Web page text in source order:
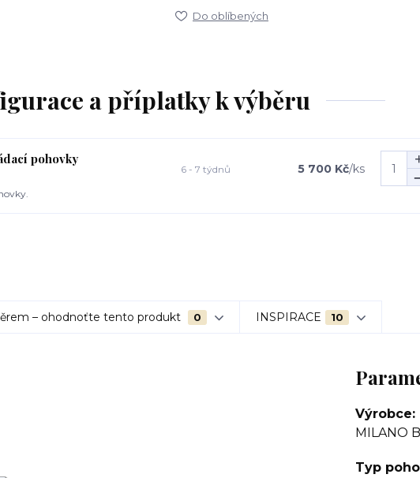
Do oblíbených
a příplatky k výběru
pohovky
5 700 Kč/ks
6 - 7 týdnů
– ohodnoťte tento produkt 0 INSPIRACE 10
Výrobce
MILANO
Typ